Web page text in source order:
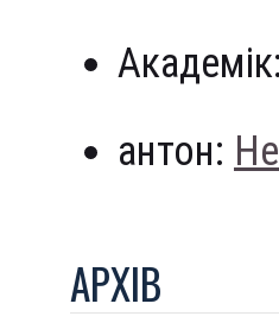
Академік:
антон:
АРХIВ